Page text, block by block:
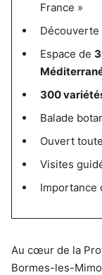
France »
Découverte
Espace de
300
Balade
Ouvert
Visites
Importance
Au cœur de la
Bormes-les-